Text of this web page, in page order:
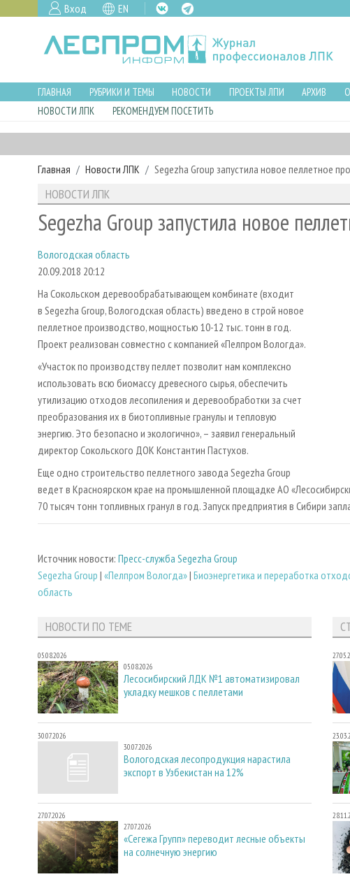
Вход EN
ГЛАВНАЯ РУБРИКИ И ТЕМЫ НОВОСТИ ПРОЕКТЫ ЛПИ АРХИВ
НОВОСТИ ЛПК
РЕКОМЕНДУЕМ ПОСЕТИТЬ
Главная Новости ЛПК Segezha Group запустила новое пеллетное
НОВОСТИ ЛПК
Segezha Group запустила новое
Вологодская область
20.09.2018 20:12
На Сокольском деревообрабатывающем комбинате (входит
в Segezha Group, Вологодская область) введено в строй новое
пеллетное производство, мощностью 10-12 тыс. тонн в год.
Проект реализован совместно с компанией «Пелпром Вологда».
«Участок по производству пеллет позволит нам комплексно
использовать всю биомассу древесного сырья, обеспечить
утилизацию отходов лесопиления и деревообработки за счет
преобразования их в биотопливные гранулы и тепловую
энергию. Это безопасно и экологично», – заявил генеральный
директор Сокольского ДОК Константин Пастухов.
Еще одно строительство пеллетного завода Segezha Group
ведет в Красноярском крае на промышленной площадке АО
70 тысяч тонн топливных гранул в год. Запуск предприятия в Сибири
Источник новости: Пресс-служба Segezha Group
Segezha Group | «Пелпром Вологда»| Биoэнергетика и переработка
область
НОВОСТИ ПО ТЕМЕ
05.08.2026
05.08.2026
Лесосибирский ЛДК №1 автоматизировал
укладку мешков с пеллетами
30.07.2026
30.07.2026
Вологодская лесопродукция нарастила
экспорт в Узбекистан на 12%
27.07.2026
27.07.2026
«Сегежа Групп» переводит лесные объекты
на солнечную энергию